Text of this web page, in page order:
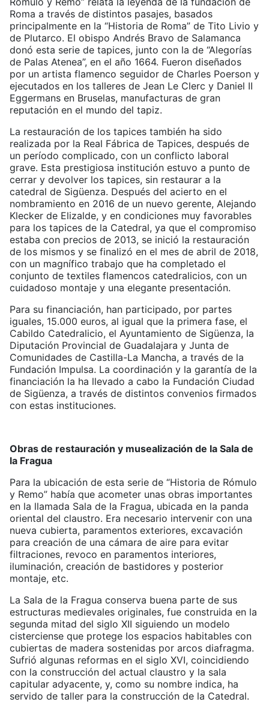
Roma a través de distintos pasajes, basados
principalmente en la “Historia de Roma” de Tito Livio y
de Plutarco. El obispo Andrés Bravo de Salamanca
donó esta serie de tapices, junto con la de “Alegorías
de Palas Atenea”, en el año 1664. Fueron diseñados
por un artista flamenco seguidor de Charles Poerson y
ejecutados en los talleres de Jean Le Clerc y Daniel II
Eggermans en Bruselas, manufacturas de gran
reputación en el mundo del tapiz.
La restauración de los tapices también ha sido
realizada por la Real Fábrica de Tapices, después de
un período complicado, con un conflicto laboral
grave. Esta prestigiosa institución estuvo a punto de
cerrar y devolver los tapices, sin restaurar a la
catedral de Sigüenza. Después del acierto en el
nombramiento en 2016 de un nuevo gerente, Alejando
Klecker de Elizalde, y en condiciones muy favorables
para los tapices de la Catedral, ya que el compromiso
estaba con precios de 2013, se inició la restauración
de los mismos y se finalizó en el mes de abril de 2018,
con un magnífico trabajo que ha completado el
conjunto de textiles flamencos catedralicios, con un
cuidadoso montaje y una elegante presentación.
Para su financiación, han participado, por partes
iguales, 15.000 euros, al igual que la primera fase, el
Cabildo Catedralicio, el Ayuntamiento de Sigüenza, la
Diputación Provincial de Guadalajara y Junta de
Comunidades de Castilla-La Mancha, a través de la
Fundación Impulsa. La coordinación y la garantía de la
financiación la ha llevado a cabo la Fundación Ciudad
de Sigüenza, a través de distintos convenios firmados
con estas instituciones.
Obras de restauración y musealización de la Sala de
la Fragua
Para la ubicación de esta serie de “Historia de Rómulo
y Remo” había que acometer unas obras importantes
en la llamada Sala de la Fragua, ubicada en la panda
oriental del claustro. Era necesario intervenir con una
nueva cubierta, paramentos exteriores, excavación
para creación de una cámara de aire para evitar
filtraciones, revoco en paramentos interiores,
iluminación, creación de bastidores y posterior
montaje, etc.
La Sala de la Fragua conserva buena parte de sus
estructuras medievales originales, fue construida en la
segunda mitad del siglo XII siguiendo un modelo
cisterciense que protege los espacios habitables con
cubiertas de madera sostenidas por arcos diafragma.
Sufrió algunas reformas en el siglo XVI, coincidiendo
con la construcción del actual claustro y la sala
capitular adyacente, y, como su nombre indica, ha
servido de taller para la construcción de la Catedral.